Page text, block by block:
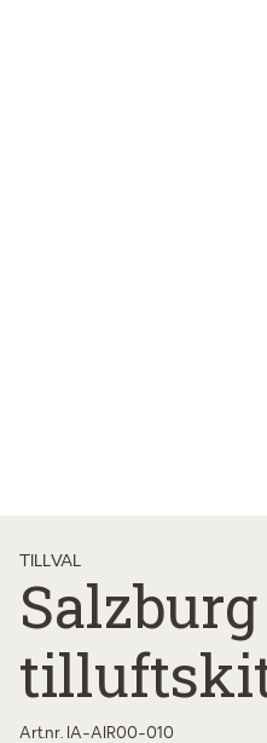
TILLVAL
Art.nr. IA-AIR00-010